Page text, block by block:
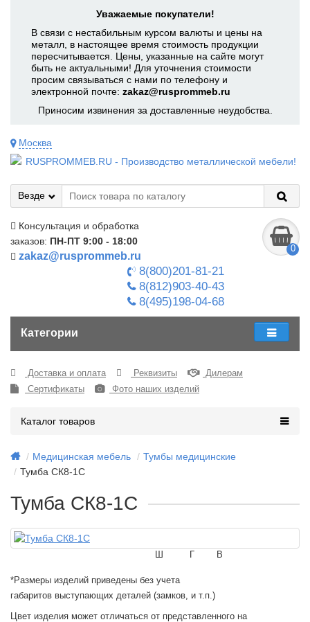
Уважаемые покупатели!
В связи с нестабильным курсом валюты и цены на
металл, в настоящее время стоимость продукции
пересчитывается. Цены, указанные на сайте могут
быть не актуальными! Для уточнения стоимости
просим связываться с нами по телефону и
электронной почте: zakaz@rusprommeb.ru
Приносим извинения за доставленные неудобства.
Москва
Везде
Консультация и обработка
заказов: ПН-ПТ 9:00 - 18:00
zakaz@rusprommeb.ru
8(800)201-81-21
8(812)903-40-43
8(495)198-04-68
0
Категории
Доставка и оплата Реквизиты
Дилерам
Сертификаты
Фото наших изделий
Каталог товаров
Медицинская мебель
Тумбы медицинские
Тумба СК8-1С
Тумба СК8-1С
Ш В
Г
*Размеры изделий приведены без учета
габаритов выступающих деталей (замков, и т.п.)
Цвет изделия может отличаться от представленного на